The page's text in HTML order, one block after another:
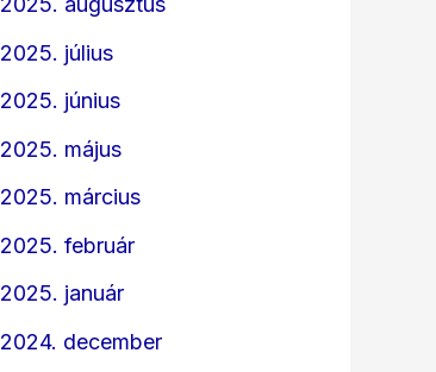
2025. július
2025. június
2025. május
2025. március
2025. február
2025. január
2024. december